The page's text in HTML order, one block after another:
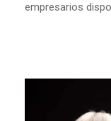
empresarios